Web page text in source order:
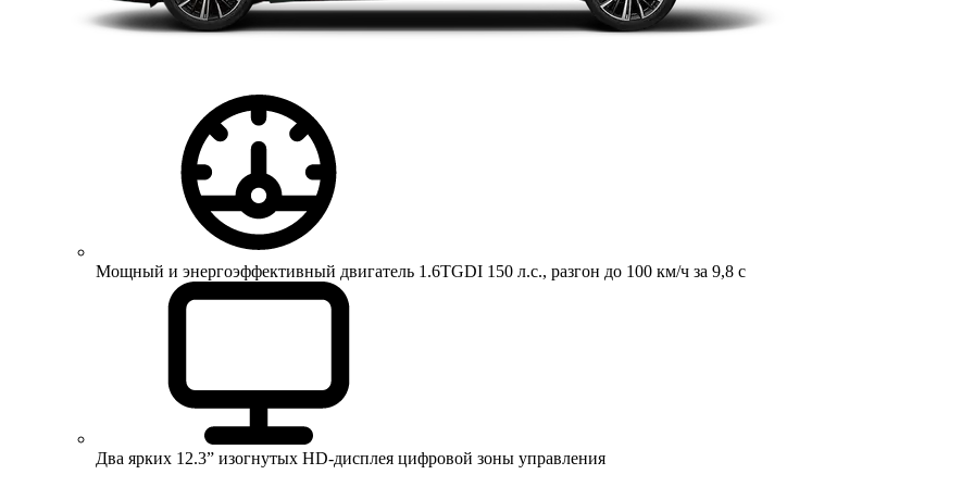
Мощный и энергоэффективный двигатель 1.6TGDI 150 л.с., разгон до 100 км/ч за 9,8 с
Два ярких 12.3” изогнутых HD-дисплея цифровой зоны управления